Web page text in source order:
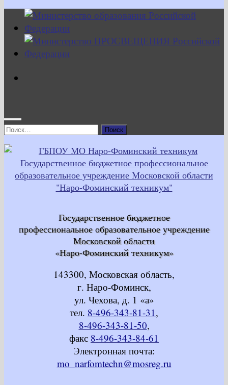
Найти:
Государственное бюджетное
профессиональное образовательное учреждение
Московской области
«Наро-Фоминский техникум»
143300, Московская область,
г. Наро-Фоминск,
ул. Чехова, д. 1 «а»
тел. 8-496-343-81-31 ,
8-496-343-81-50,
факс 8-496-343-84-61
Электронная почта:
mo_narfomtechn@mosreg.ru